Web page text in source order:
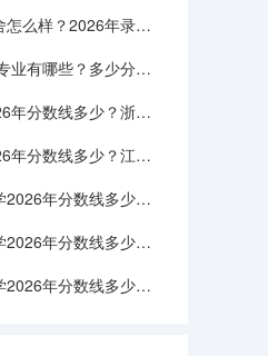
贵阳康养职业大学宿舍怎么样？2026年录取分数、费用及入学手续
2026年职业本科热门专业有哪些？多少分能上？绿牌专业有哪些？
金华职业技术大学2026年分数线多少？浙江考生563分能上吗？机械专业好就业吗？
扬州职业技术大学2026年分数线多少？江苏考生528分能上吗？医养照护好就业吗？
广东轻工职业技术大学2026年分数线多少？广东考生542分能上吗？
陕西工业职业技术大学2026年分数线多少？陕西考生355分能上吗？机械专业好就业吗？
四川建筑职业技术大学2026年分数线多少？四川考生510分能上吗？建筑专业好就业吗？